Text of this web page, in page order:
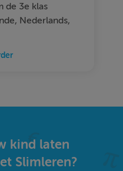
de 3e klas
Nederlands,
kind laten
Slimleren?